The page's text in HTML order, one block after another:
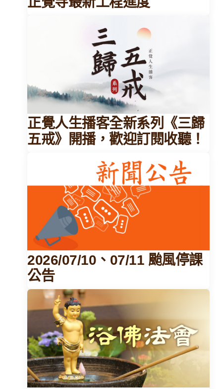
正覺人生播客全新系列《三歸
五戒》開播，歡迎訂閱收聽！
2026/07/10、07/11 颱風停課
公告